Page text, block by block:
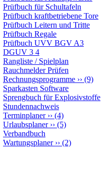
Prüfbuch für Schultafeln
Prüfbuch kraftbetriebene Tore
Prüfbuch Leitern und Tritte
Prüfbuch Regale
Prüfbuch UVV BGV A3
DGUV 3 4
Rangliste / Spielplan
Rauchmelder Prüfen
Rechnungsprogramme ›› (9)
Sparkasten Software
Sprengbuch für Explosivstoffe
Stundennachweis
Terminplaner›› (4)
Urlaubsplaner›› (5)
Verbandbuch
Wartungsplaner›› (2)